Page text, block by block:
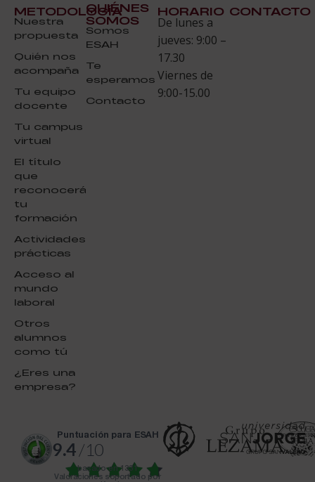
METODOLOGÍA
Nuestra
propuesta
Quién nos
acompaña
Tu equipo
docente
Tu campus
virtual
El título
que
reconocerá
tu
formación
Actividades
prácticas
Acceso al
mundo
laboral
Otros
alumnos
como tú
¿Eres una
empresa?
QUIÉNES
SOMOS
Somos
ESAH
Te
esperamos
Contacto
HORARIO
De lunes a
jueves: 9:00 –
17.30
Viernes de
9:00-15.00
CONTACTO
puntuación para ESAH
9.4/10
basado en1331
Valoraciones soportado por